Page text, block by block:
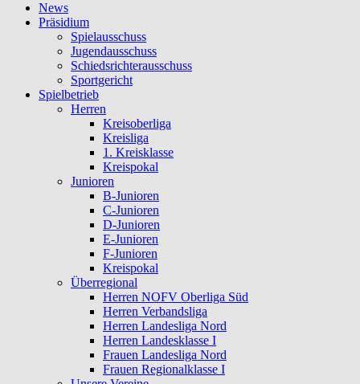
News
Präsidium
Spielausschuss
Jugendausschuss
Schiedsrichterausschuss
Sportgericht
Spielbetrieb
Herren
Kreisoberliga
Kreisliga
1. Kreisklasse
Kreispokal
Junioren
B-Junioren
C-Junioren
D-Junioren
E-Junioren
F-Junioren
Kreispokal
Überregional
Herren NOFV Oberliga Süd
Herren Verbandsliga
Herren Landesliga Nord
Herren Landesklasse I
Frauen Landesliga Nord
Frauen Regionalklasse I